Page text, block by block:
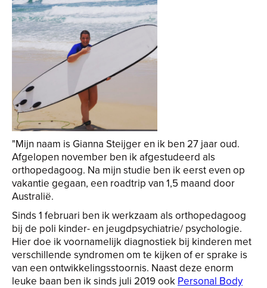
"Mijn naam is Gianna Steijger en ik ben 27 jaar oud.
Afgelopen november ben ik afgestudeerd als
orthopedagoog. Na mijn studie ben ik eerst even op
vakantie gegaan, een roadtrip van 1,5 maand door
Australië.
Sinds 1 februari ben ik werkzaam als orthopedagoog
bij de poli kinder- en jeugdpsychiatrie/ psychologie.
Hier doe ik voornamelijk diagnostiek bij kinderen met
verschillende syndromen om te kijken of er sprake is
van een ontwikkelingsstoornis. Naast deze enorm
leuke baan ben ik sinds juli 2019 ook Personal Body